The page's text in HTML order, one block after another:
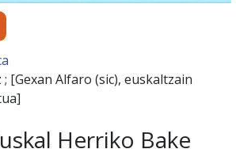
[Gexan Alfaro (sic), euskaltzain
Herriko Bake